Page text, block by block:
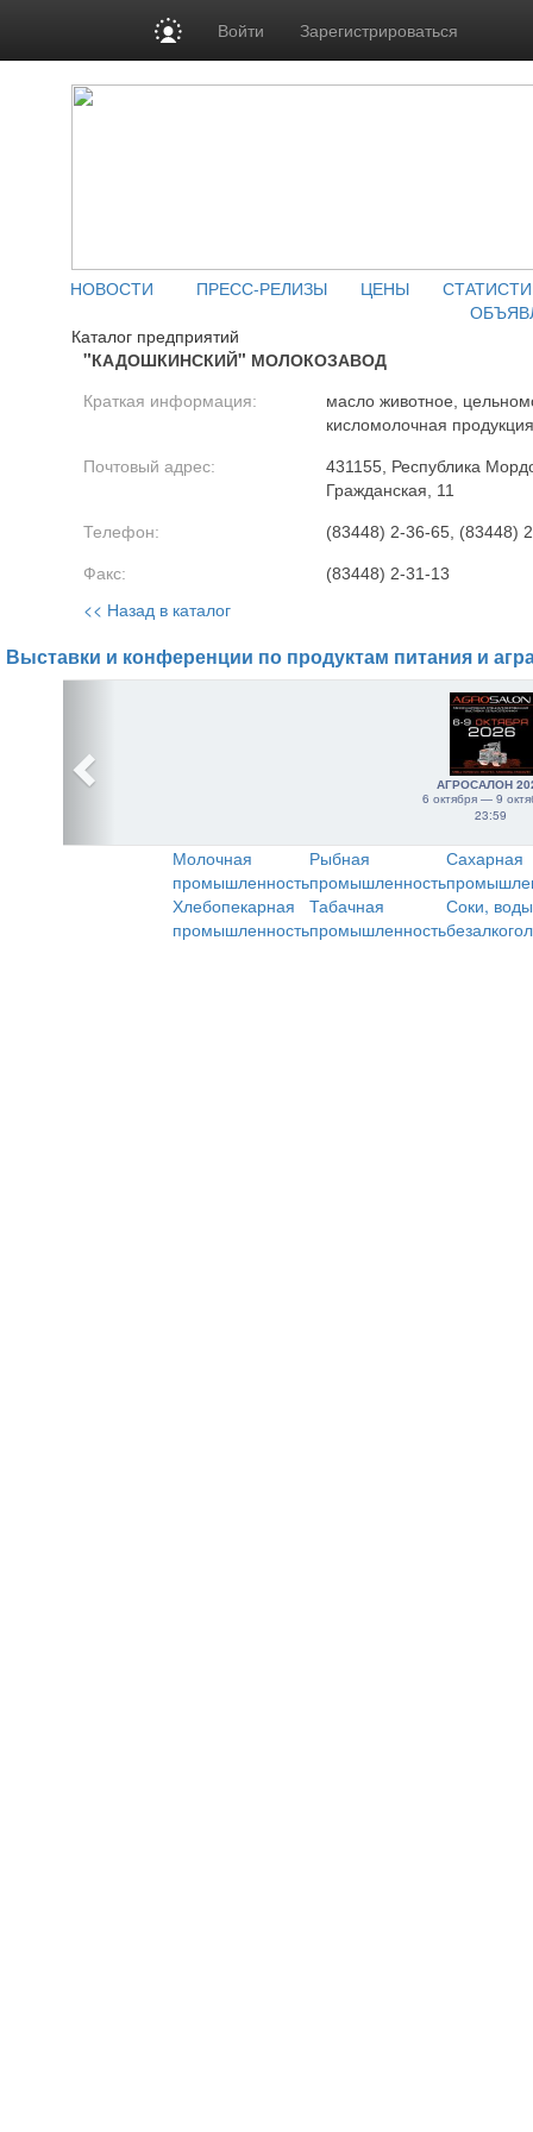
Войти Зарегистрироваться
НОВОСТИ ПРЕСС-РЕЛИЗЫ ЦЕНЫ
Каталог предприятий
"КАДОШКИНСКИЙ" МОЛОКОЗАВОД
Краткая информация:
масло животное,
кисломолочная продукция
Почтовый адрес:
431155, Республика
Гражданская, 11
Телефон: (83448) 2-36-65, (83448)
Факс: (83448) 2-31-13
<< Назад в каталог
Выставки и конференции по продуктам питания и
АГРОСАЛОН
6 октября — 9
23:59
Молочная
промышленность
Рыбная
промышленность
Сахарная
Хлебопекарная
промышленность
Табачная
промышленность
Соки,